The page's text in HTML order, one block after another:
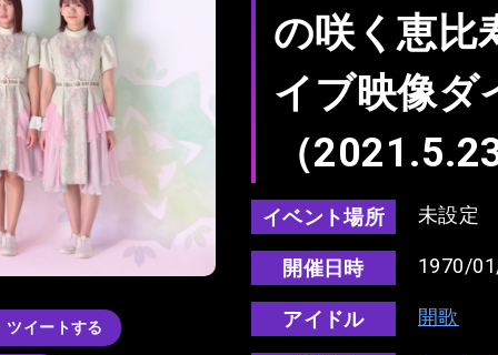
ツイートする
の咲く恵比
イブ映像ダ
（
イベント場所 未設定
開催日時 1970/
アイドル 開歌